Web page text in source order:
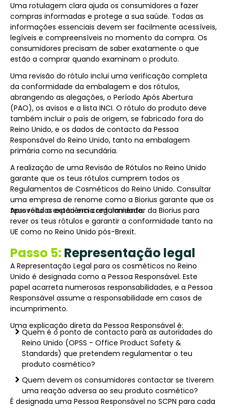
Uma rotulagem clara ajuda os consumidores a fazer
compras informadas e protege a sua saúde. Todas as
informações essenciais devem ser facilmente acessíveis,
legíveis e compreensíveis no momento da compra. Os
consumidores precisam de saber exatamente o que
estão a comprar quando examinam o produto.
Uma revisão do rótulo inclui uma verificação completa
da conformidade da embalagem e dos rótulos,
abrangendo as alegações, o Período Após Abertura
(PAO), os avisos e a lista INCI. O rótulo do produto deve
também incluir o país de origem, se fabricado fora do
Reino Unido, e os dados de contacto da Pessoa
Responsável do Reino Unido, tanto na embalagem
primária como na secundária.
A realização de uma Revisão de Rótulos no Reino Unido
garante que os teus rótulos cumprem todos os
Regulamentos de Cosméticos do Reino Unido. Consultar
uma empresa de renome como a Biorius garante que os
teus rótulos estão em conformidade.
Aproveita a experiência regulamentar da Biorius para
rever os teus rótulos e garantir a conformidade tanto na
UE como no Reino Unido pós-Brexit.
Passo 5: Representação legal
A Representação Legal para os cosméticos no Reino
Unido é designada como a Pessoa Responsável. Este
papel acarreta numerosas responsabilidades, e a Pessoa
Responsável assume a responsabilidade em casos de
incumprimento.
Uma explicação direta da Pessoa Responsável é:
Quem é o ponto de contacto para as autoridades do
Reino Unido (OPSS - Office Product Safety &
Standards) que pretendem regulamentar o teu
produto cosmético?
Quem devem os consumidores contactar se tiverem
uma reação adversa ao seu produto cosmético?
É designada uma Pessoa Responsável no SCPN para cada